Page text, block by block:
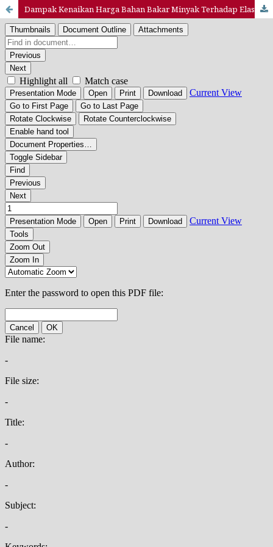
Dampak Kenaikan Harga Bahan Bakar Minyak Terhadap Elastisitas Permintaan Sembako di Pasar Segiri Kota Samarinda